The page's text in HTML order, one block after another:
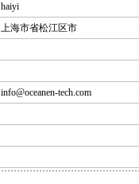
haiyi
上海市省松江区市
info@oceanen-tech.com